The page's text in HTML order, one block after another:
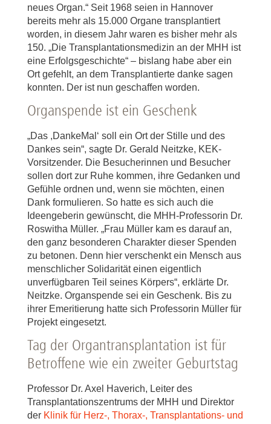
neues Organ.“ Seit 1968 seien in Hannover
bereits mehr als 15.000 Organe transplantiert
worden, in diesem Jahr waren es bisher mehr als
150. „Die Transplantationsmedizin an der MHH ist
eine Erfolgsgeschichte“ – bislang habe aber ein
Ort gefehlt, an dem Transplantierte danke sagen
konnten. Der ist nun geschaffen worden.
Organspende ist ein Geschenk
„Das ,DankeMal‘ soll ein Ort der Stille und des
Dankes sein“, sagte Dr. Gerald Neitzke, KEK-
Vorsitzender. Die Besucherinnen und Besucher
sollen dort zur Ruhe kommen, ihre Gedanken und
Gefühle ordnen und, wenn sie möchten, einen
Dank formulieren. So hatte es sich auch die
Ideengeberin gewünscht, die MHH-Professorin Dr.
Roswitha Müller. „Frau Müller kam es darauf an,
den ganz besonderen Charakter dieser Spenden
zu betonen. Denn hier verschenkt ein Mensch aus
menschlicher Solidarität einen eigentlich
unverfügbaren Teil seines Körpers“, erklärte Dr.
Neitzke. Organspende sei ein Geschenk. Bis zu
ihrer Emeritierung hatte sich Professorin Müller für
Projekt eingesetzt.
Tag der Organtransplantation ist für
Betroffene wie ein zweiter Geburtstag
Professor Dr. Axel Haverich, Leiter des
Transplantationszentrums der MHH und Direktor
der Klinik für Herz-, Thorax-, Transplantations- und